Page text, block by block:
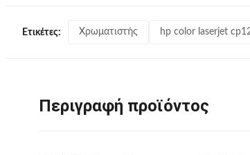
Ετικέτες: Χρωματιστής hp color laserjet
Περιγραφή προϊόντος